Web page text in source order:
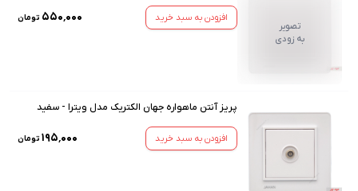
تصویر
به زودی
افزودن به سبد خرید ۵۵۰٬۰۰۰ تومان
پریز آنتن ماهواره جهان الکتریک مدل ویترا - سفید
افزودن به سبد خرید ۱۹۵٬۰۰۰ تومان